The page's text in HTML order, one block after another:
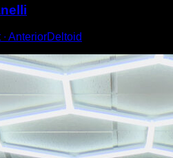
AnteriorDeltoid